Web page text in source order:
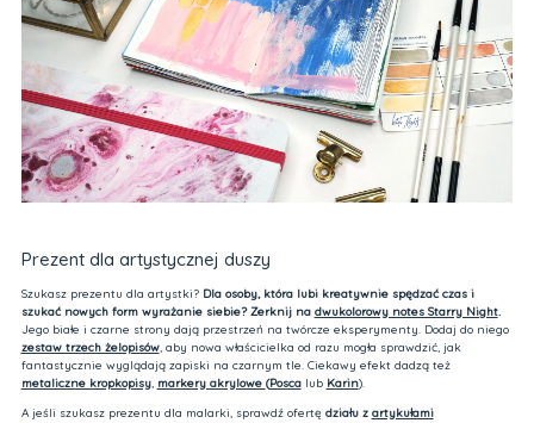
Prezent dla artystycznej duszy
Szukasz prezentu dla artystki? Dla osoby, która lubi kreatywnie spędzać czas i
szukać nowych form wyrażanie siebie? Zerknij na dwukolorowy notes Starry Night.
Jego białe i czarne strony dają przestrzeń na twórcze eksperymenty. Dodaj do niego
zestaw trzech żelopisów, aby nowa właścicielka od razu mogła sprawdzić, jak
fantastycznie wyglądają zapiski na czarnym tle. Ciekawy efekt dadzą też
metaliczne kropkopisy, markery akrylowe (Poscalub Karin).
A jeśli szukasz prezentu dla malarki, sprawdź ofertędziału z artykułami